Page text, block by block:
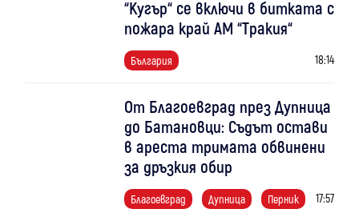
“Кугър“ се включи в битката с
пожара край АМ “Тракия“
България 18:14
От Благоевград през Дупница
до Батановци: Съдът остави
в ареста тримата обвинени
за дръзкия обир
Благоевград Дупница Перник 17:57